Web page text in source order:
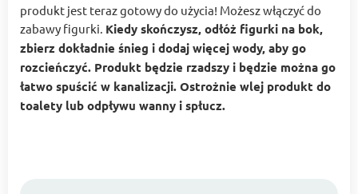
produkt jest teraz gotowy do użycia! Możesz włączyć do
zabawy figurki. Kiedy skończysz, odłóż figurki na bok,
zbierz dokładnie śnieg i dodaj więcej wody, aby go
rozcieńczyć. Produkt będzie rzadszy i będzie można go
łatwo spuścić w kanalizacji. Ostrożnie wlej produkt do
toalety lub odpływu wanny i spłucz.